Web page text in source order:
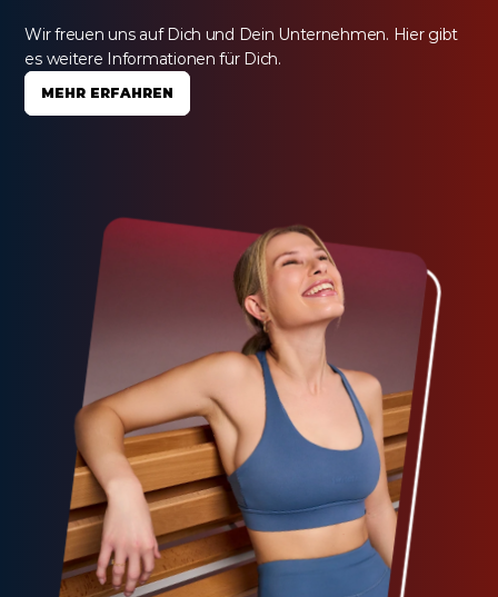
Wir freuen uns auf Dich und Dein Unternehmen. Hier gibt
es weitere Informationen für Dich.
MEHR ERFAHREN